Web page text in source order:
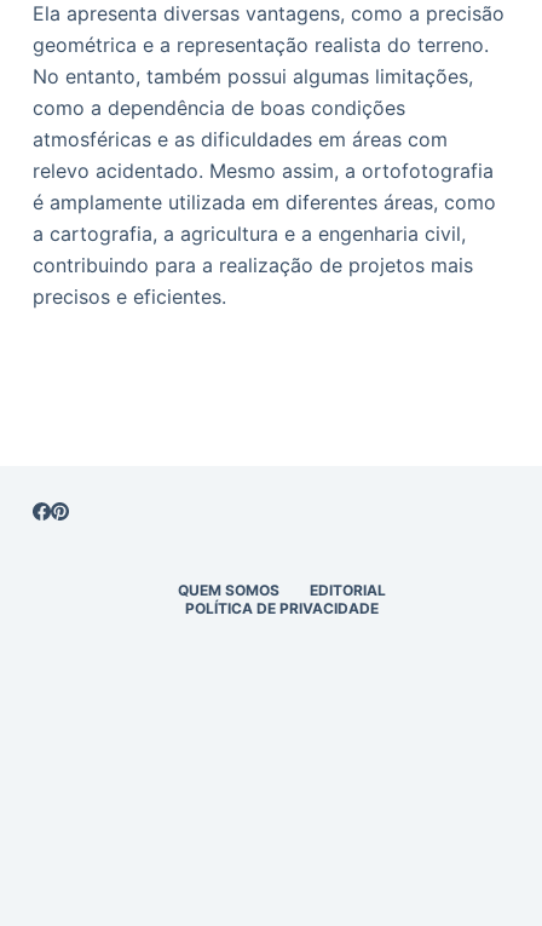
Ela apresenta diversas vantagens, como a precisão
geométrica e a representação realista do terreno.
No entanto, também possui algumas limitações,
como a dependência de boas condições
atmosféricas e as dificuldades em áreas com
relevo acidentado. Mesmo assim, a ortofotografia
é amplamente utilizada em diferentes áreas, como
a cartografia, a agricultura e a engenharia civil,
contribuindo para a realização de projetos mais
precisos e eficientes.
QUEM SOMOS
EDITORIAL
POLÍTICA DE PRIVACIDADE